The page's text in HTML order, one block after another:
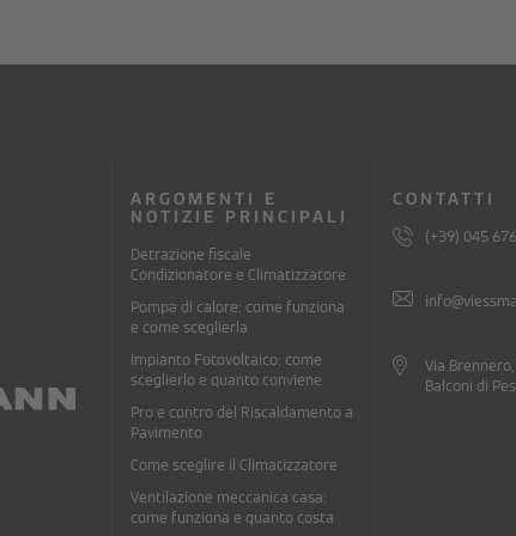
ARGOMENTI E
NOTIZIE PRINCIPALI
Detrazione fiscale
Condizionatore e Climatizzatore
Pompa di calore: come funziona
e come sceglierla
Impianto Fotovoltaico: come
sceglierlo e quanto conviene
Pro e contro del Riscaldamento a
Pavimento
Come sceglire il Climatizzatore
Ventilazione meccanica casa:
come funziona e quanto costa
CONTATTI
(+39) 045
Via
Balconi di